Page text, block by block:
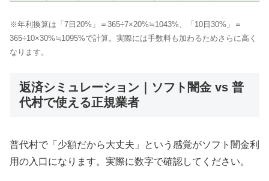
※年利換算は「7日20%」＝365÷7×20%≒1043%、「10日30%」＝
365÷10×30%≒1095%で計算。実際には手数料も加わるためさらに高く
なります。
返済シミュレーション｜ソフト闇金 vs 普
代村で使える正規業者
普代村で「少額だから大丈夫」という感覚がソフト闇金利
用の入口になります。実際に数字で確認してください。